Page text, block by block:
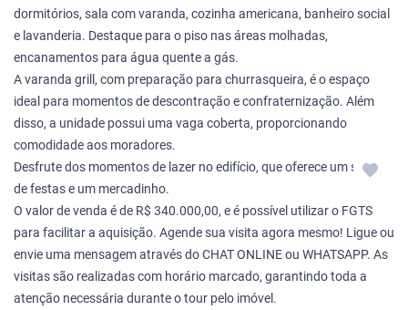
dormitórios, sala com varanda, cozinha americana, banheiro social
e lavanderia. Destaque para o piso nas áreas molhadas,
encanamentos para água quente a gás.
A varanda grill, com preparação para churrasqueira, é o espaço
ideal para momentos de descontração e confraternização. Além
disso, a unidade possui uma vaga coberta, proporcionando
comodidade aos moradores.
Desfrute dos momentos de lazer no edifício, que oferece um salão
de festas e um mercadinho.
O valor de venda é de R$ 340.000,00, e é possível utilizar o FGTS
para facilitar a aquisição. Agende sua visita agora mesmo! Ligue ou
envie uma mensagem através do CHAT ONLINE ou WHATSAPP. As
visitas são realizadas com horário marcado, garantindo toda a
atenção necessária durante o tour pelo imóvel.